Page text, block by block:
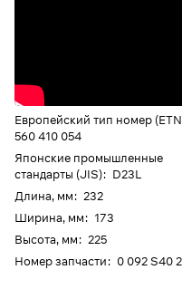
Европейский тип номер
560 410 054
Японские промышленные
стандарты (JIS): D23L
Длина, мм: 232
Ширина, мм: 173
Высота, мм: 225
Номер запчасти: 0 092 S40